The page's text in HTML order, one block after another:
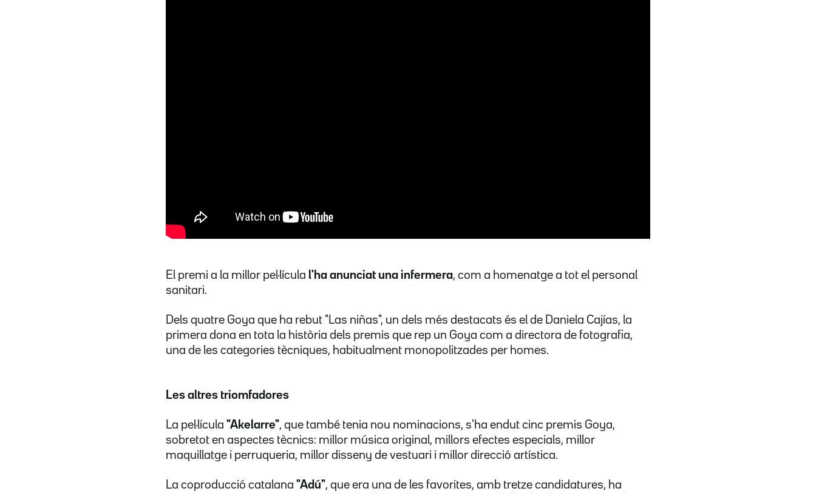
El premi a la millor pel·lícula l'ha anunciat una infermera, com a homenatge a tot el personal
sanitari.
Dels quatre Goya que ha rebut "Las niñas", un dels més destacats és el de Daniela Cajías, la
primera dona en tota la història dels premis que rep un Goya com a directora de fotografia,
una de les categories tècniques, habitualment monopolitzades per homes.
Les altres triomfadores
La pel·lícula "Akelarre", que també tenia nou nominacions, s'ha endut cinc premis Goya,
sobretot en aspectes tècnics: millor música original, millors efectes especials, millor
maquillatge i perruqueria, millor disseny de vestuari i millor direcció artística.
La coproducció catalana "Adú", que era una de les favorites, amb tretze candidatures, ha